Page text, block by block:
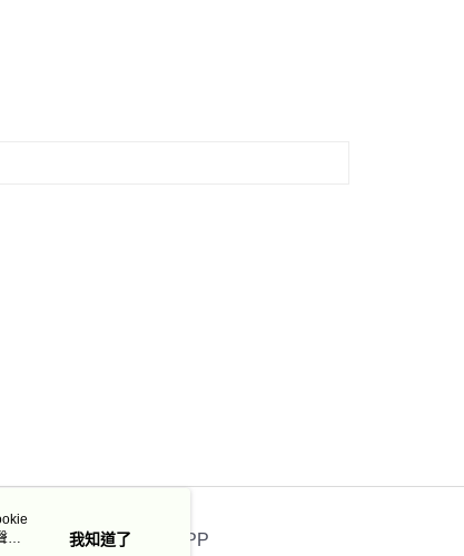
官方APP
明
我知道了